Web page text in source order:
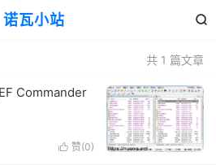
诺瓦小站 
共 1 篇文章
Commander
 赞(0)